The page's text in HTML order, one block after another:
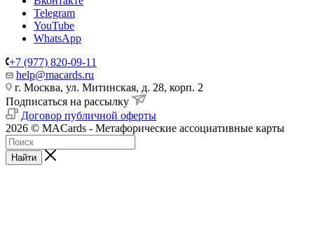
https://www.cdek.ru/track.html
При доставке
Вами номер телефона приходит СМС-уведомление о
поступлении посылки.
При доставке
для согласования времени доставки.
Товар участвует в акциях
Скидки для именинников!
220₽